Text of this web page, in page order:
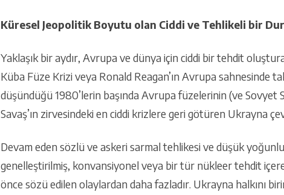
Küresel Jeopolitik Boyutu olan Ciddi ve Tehlikeli bir
Yaklaşık bir aydır, Avrupa ve dünya için ciddi bir tehdit
Küba Füze Krizi veya Ronald Reagan’ın Avrupa sahnesinde
düşündüğü 1980’lerin başında Avrupa füzelerinin (ve Sovyet
Savaş’ın zirvesindeki en ciddi krizlere geri götüren Ukrayna
Devam eden sözlü ve askeri sarmal tehlikesi ve düşük
genelleştirilmiş, konvansiyonel veya bir tür nükleer tehdit
önce sözü edilen olaylardan daha fazladır. Ukrayna halkını